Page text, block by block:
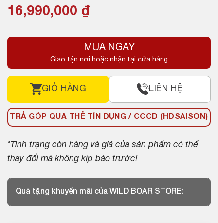
16,990,000 ₫
MUA NGAY
Giao tận nơi hoặc nhận tại cửa hàng
GIỎ HÀNG LIÊN HỆ
TRẢ GÓP QUA THẺ TÍN DỤNG / CCCD (HDSAISON)
*Tình trạng còn hàng và giá của sản phẩm có thể
thay đổi mà không kịp báo trước!
Quà tặng khuyến mãi của WILD BOAR STORE: